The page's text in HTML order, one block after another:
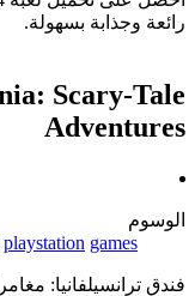
رائعة وجذابة بسهولة.
Scary-Tale
Adventures
الوسوم
games
playstation
فندق ترانسيلفانيا: